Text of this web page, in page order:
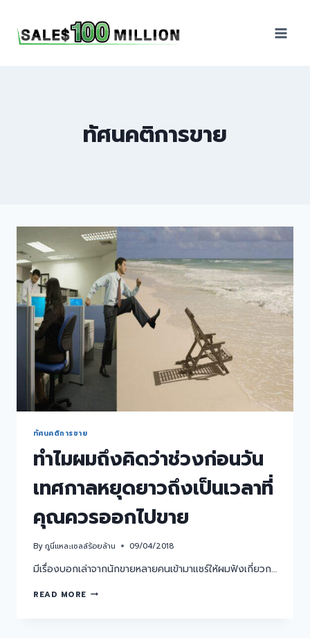
ทัศนคติการขาย
ทัศนคติการขาย
ทำไมผมถึงคิดว่าช่วงก่อนวัน
เทศกาลหยุดยาวถึงเป็นเวลาที่
คุณควรออกไปขาย
Byกูนี่แหละเซลล์ร้อยล้าน 09/04/2018
มีเรื่องบอกเล่าจากนักขายหลายคนเข้ามาแชร์ให้ผมฟังเกี่ยวก…
READ MORE